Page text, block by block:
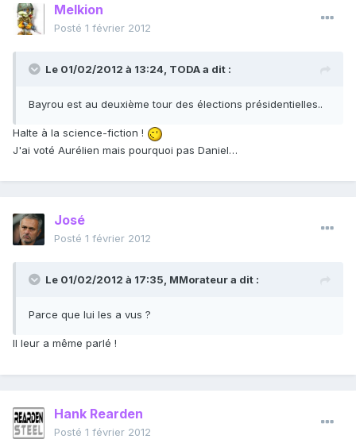
Melkion
Posté 1 février 2012
Le 01/02/2012 à 13:24, TODA a dit :
Bayrou est au deuxième tour des élections présidentielles..
Halte à la science-fiction !
J'ai voté Aurélien mais pourquoi pas Daniel…
José
Posté 1 février 2012
Le 01/02/2012 à 17:35, MMorateur a dit :
Parce que lui les a vus ?
Il leur a même parlé !
Hank Rearden
Posté 1 février 2012